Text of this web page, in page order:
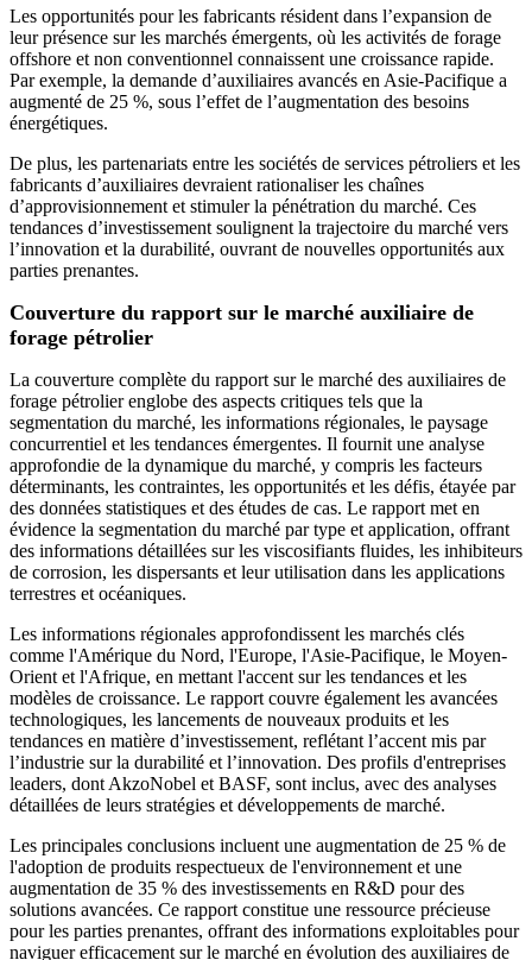
Les opportunités pour les fabricants résident dans l’expansion de
leur présence sur les marchés émergents, où les activités de forage
offshore et non conventionnel connaissent une croissance rapide.
Par exemple, la demande d’auxiliaires avancés en Asie-Pacifique a
augmenté de 25 %, sous l’effet de l’augmentation des besoins
énergétiques.
De plus, les partenariats entre les sociétés de services pétroliers et les
fabricants d’auxiliaires devraient rationaliser les chaînes
d’approvisionnement et stimuler la pénétration du marché. Ces
tendances d’investissement soulignent la trajectoire du marché vers
l’innovation et la durabilité, ouvrant de nouvelles opportunités aux
parties prenantes.
Couverture du rapport sur le marché auxiliaire de
forage pétrolier
La couverture complète du rapport sur le marché des auxiliaires de
forage pétrolier englobe des aspects critiques tels que la
segmentation du marché, les informations régionales, le paysage
concurrentiel et les tendances émergentes. Il fournit une analyse
approfondie de la dynamique du marché, y compris les facteurs
déterminants, les contraintes, les opportunités et les défis, étayée par
des données statistiques et des études de cas. Le rapport met en
évidence la segmentation du marché par type et application, offrant
des informations détaillées sur les viscosifiants fluides, les inhibiteurs
de corrosion, les dispersants et leur utilisation dans les applications
terrestres et océaniques.
Les informations régionales approfondissent les marchés clés
comme l'Amérique du Nord, l'Europe, l'Asie-Pacifique, le Moyen-
Orient et l'Afrique, en mettant l'accent sur les tendances et les
modèles de croissance. Le rapport couvre également les avancées
technologiques, les lancements de nouveaux produits et les
tendances en matière d’investissement, reflétant l’accent mis par
l’industrie sur la durabilité et l’innovation. Des profils d'entreprises
leaders, dont AkzoNobel et BASF, sont inclus, avec des analyses
détaillées de leurs stratégies et développements de marché.
Les principales conclusions incluent une augmentation de 25 % de
l'adoption de produits respectueux de l'environnement et une
augmentation de 35 % des investissements en R&D pour des
solutions avancées. Ce rapport constitue une ressource précieuse
pour les parties prenantes, offrant des informations exploitables pour
naviguer efficacement sur le marché en évolution des auxiliaires de